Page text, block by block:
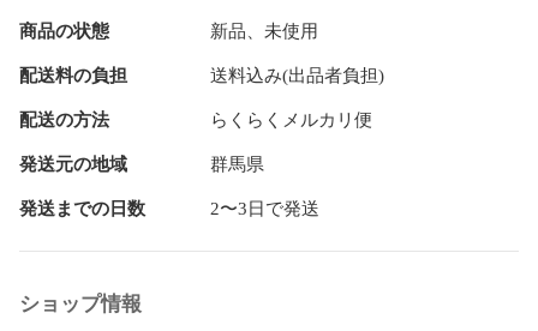
商品の状態 新品、未使用
配送料の負担 送料込み(出品者負担)
配送の方法 らくらくメルカリ便
発送元の地域 群馬県
発送までの日数 2〜3日で発送
ショップ情報